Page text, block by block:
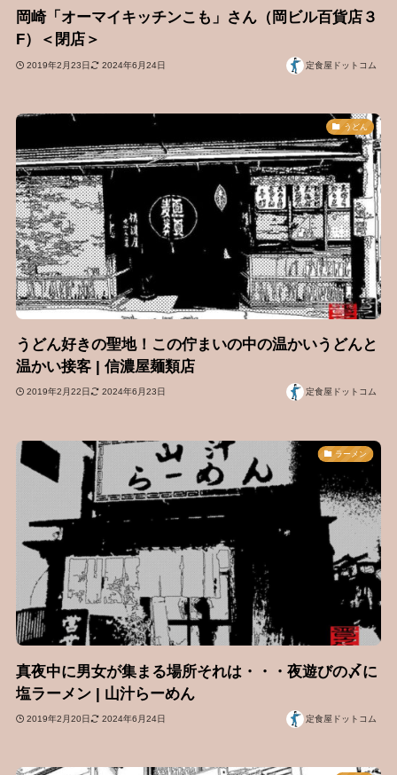
岡崎「オーマイキッチンこも」さん（岡ビル百貨店３
F）＜閉店＞
2019年2月23日 2024年6月24日 定食屋ドットコム
うどん
うどん好きの聖地！この佇まいの中の温かいうどんと
温かい接客 | 信濃屋麺類店
2019年2月22日 2024年6月23日 定食屋ドットコム
ラーメン
真夜中に男女が集まる場所それは・・・夜遊びの〆に
塩ラーメン | 山汁らーめん
2019年2月20日 2024年6月24日 定食屋ドットコム